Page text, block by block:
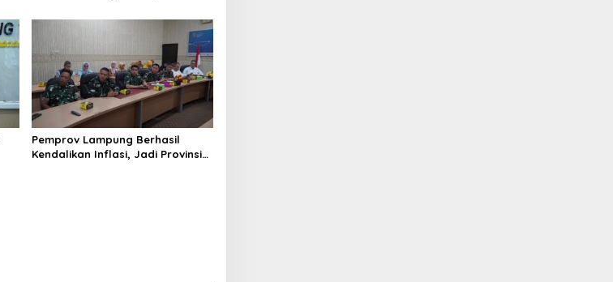
Warga dan Serap Aspirasi
Pemprov Lampung Berhasil
Kendalikan Inflasi, Jadi Provinsi